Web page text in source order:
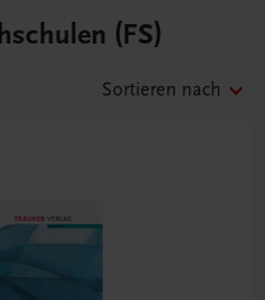
(FS)
Sortieren nach